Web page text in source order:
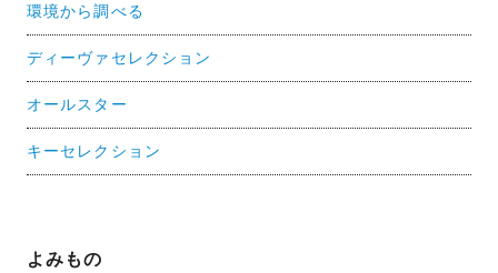
環境から調べる
ディーヴァセレクション
オールスター
キーセレクション
よみもの